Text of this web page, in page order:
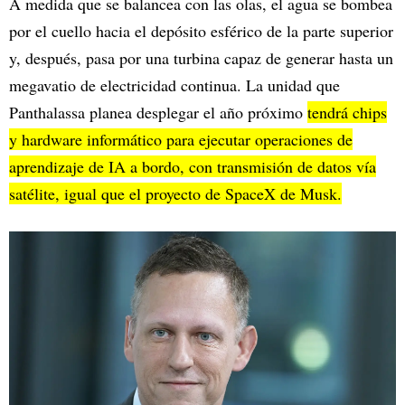
por el cuello hacia el depósito esférico de la parte superior
y, después, pasa por una turbina capaz de generar hasta un
megavatio de electricidad continua. La unidad que
Panthalassa planea desplegar el año próximo tendrá chips
y hardware informático para ejecutar operaciones de
aprendizaje de IA a bordo, con transmisión de datos vía
satélite, igual que el proyecto de SpaceX de Musk.